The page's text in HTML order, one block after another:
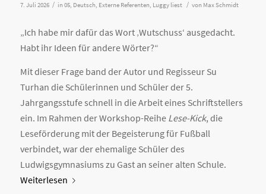
7. Juli 2026 / in 05, Deutsch, Externe Referenten, Luggy liest / von Max Schmidt
„Ich habe mir dafür das Wort ‚Wutschuss‘ ausgedacht.
Habt ihr Ideen für andere Wörter?“
Mit dieser Frage band der Autor und Regisseur Su
Turhan die Schülerinnen und Schüler der 5.
Jahrgangsstufe schnell in die Arbeit eines Schriftstellers
ein. Im Rahmen der Workshop-Reihe Lese-Kick, die
Leseförderung mit der Begeisterung für Fußball
verbindet, war der ehemalige Schüler des
Ludwigsgymnasiums zu Gast an seiner alten Schule.
Weiterlesen